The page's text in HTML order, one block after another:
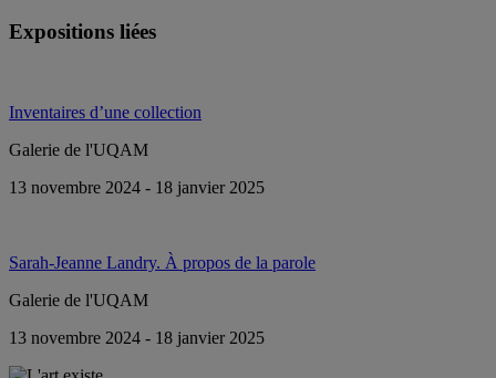
Expositions liées
Inventaires d’une collection
Galerie de l'UQAM
13 novembre 2024 - 18 janvier 2025
Sarah-Jeanne Landry. À propos de la parole
Galerie de l'UQAM
13 novembre 2024 - 18 janvier 2025